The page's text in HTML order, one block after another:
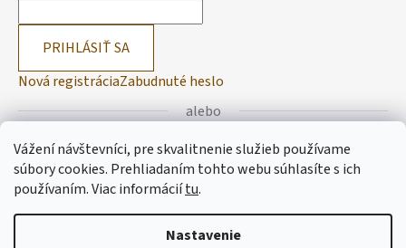
Vážení návštevníci, pre skvalitnenie služieb používame
súbory cookies. Prehliadaním tohto webu súhlasíte s ich
používaním.Viac informáciítu.
Nastavenie
PRIHLÁSIŤ SA
Nová registráciaZabudnuté heslo
alebo
Prihlásiť sa cez Facebook
Prihlásiť sa cez Google